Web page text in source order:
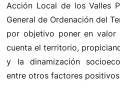
Acción Local de los Valles
General de Ordenación del
por objetivo poner en valor
cuenta el territorio,
y la dinamización
entre otros factores